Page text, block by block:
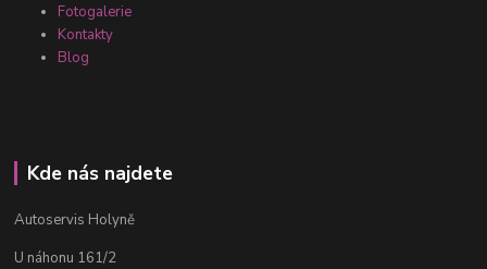
Fotogalerie
Kontakty
Blog
Kde nás najdete
Autoservis Holyně
U náhonu 161/2